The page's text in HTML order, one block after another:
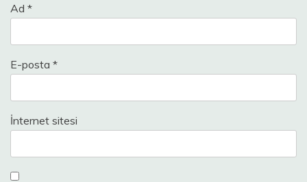
Ad *
E-posta *
İnternet sitesi